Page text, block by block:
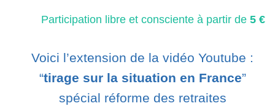
Participation libre et consciente à partir de 5 €
Voici l’extension de la vidéo Youtube :
“tirage sur la situation en France”
spécial réforme des retraites